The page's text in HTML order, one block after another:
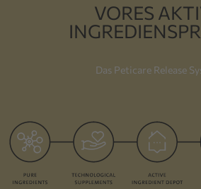
VORES
Das Peticare Release